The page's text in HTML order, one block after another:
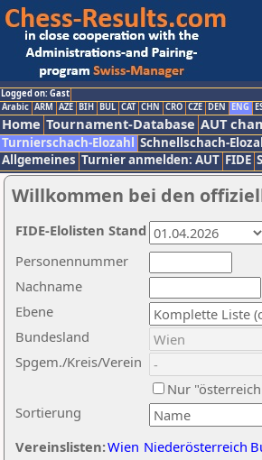
Logged on: Gast
Arabic ARM AZE BIH BUL CAT CHN CRO CZE DEN ENG
Home Tournament-Database AUT
Turnierschach-Elozahl Schnellschach-
Allgemeines Turnier anmelden: AUT FIDE
Willkommen bei den
Nachname
Ebene
Sortierung
Personennummer
Bundesland
Spgem./Kreis/Verein
Nur
Vereinslisten:Wien Niederösterreich
FIDE-Elolisten Stand